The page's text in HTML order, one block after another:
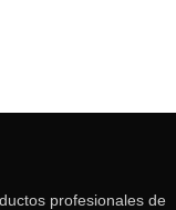
profesionales de